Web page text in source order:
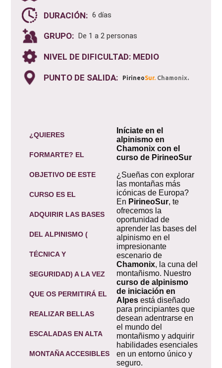
DURACIÓN: 6 días
GRUPO: De 1 a 2 personas
NIVEL DE DIFICULTAD: MEDIO
PUNTO DE SALIDA: PirineoSur. Chamonix.
¿QUIERES
FORMARTE? EL
OBJETIVO DE ESTE
CURSO ES EL
ADQUIRIR LAS BASES
DEL ALPINISMO (
TÉCNICA Y
SEGURIDAD) A LA VEZ
QUE OS PERMITIRÁ EL
REALIZAR BELLAS
ESCALADAS EN ALTA
MONTAÑA ACCESIBLES
Iníciate en el
alpinismo en
Chamonix con el
curso de PirineoSur
¿Sueñas con explorar
las montañas más
icónicas de Europa?
En PirineoSur, te
ofrecemos la
oportunidad de
aprender las bases del
alpinismo en el
impresionante
escenario de
Chamonix, la cuna del
montañismo. Nuestro
curso de alpinismo
de iniciación en
Alpesestá diseñado
para principiantes que
desean adentrarse en
el mundo del
montañismo y adquirir
habilidades esenciales
en un entorno único y
seguro.